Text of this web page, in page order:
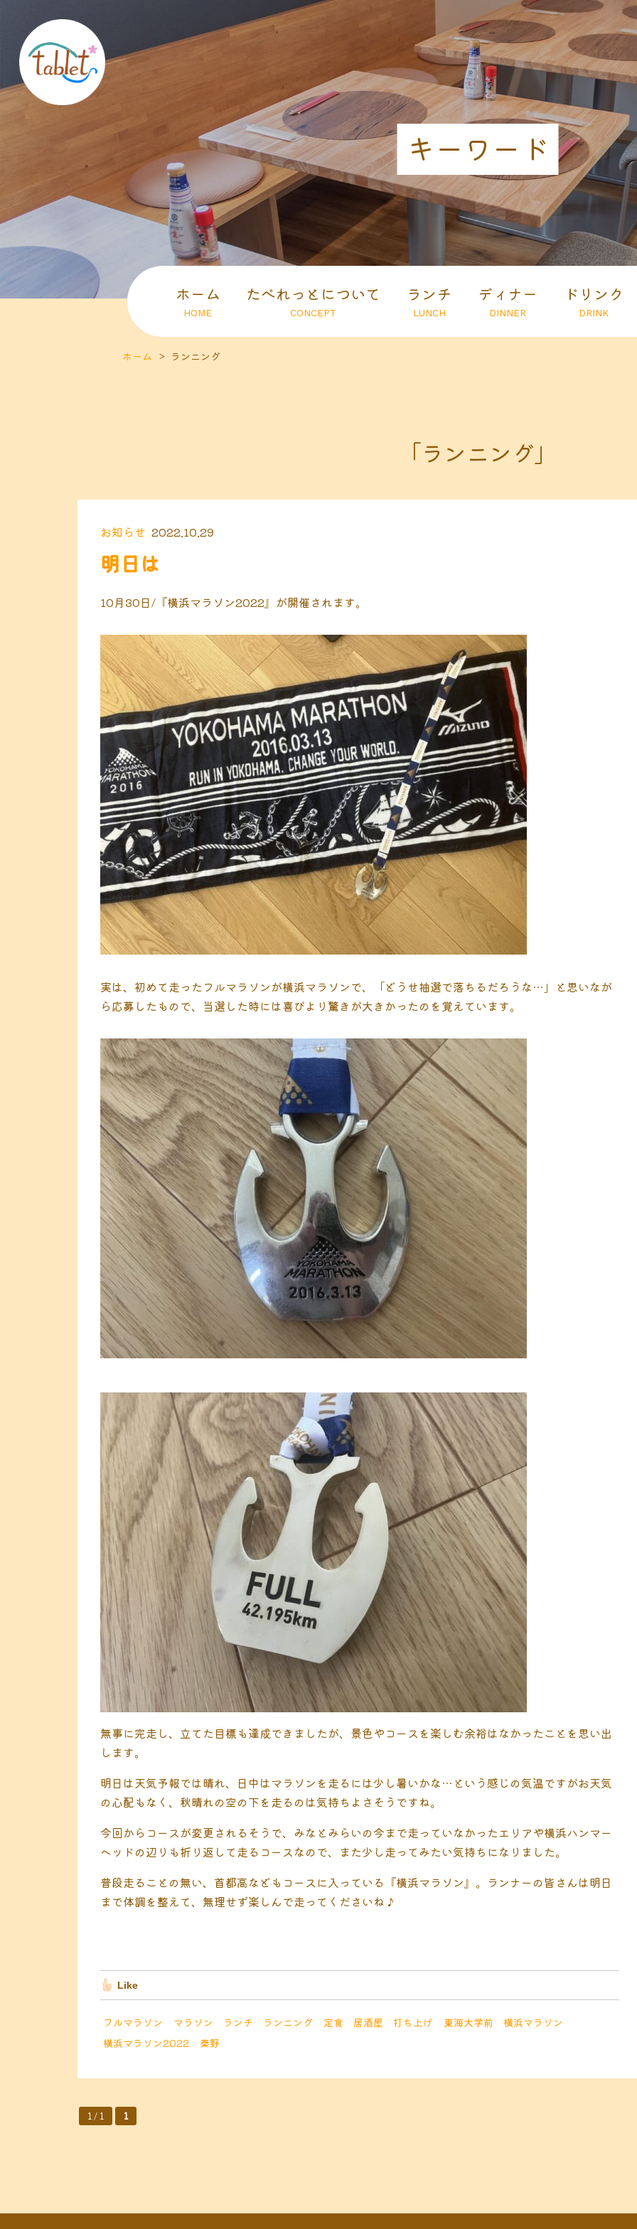
キーワード
ホーム
HOME
たべれっとについて
CONCEPT
ランチ
LUNCH
ディナー
DINNER
ドリンク
DRINK
ホーム ランニング
「ランニング」
お知らせ 2022.10.29
明日は
10月30日/『横浜マラソン2022』が開催されます。
実は、初めて走ったフルマラソンが横浜マラソンで、「どうせ抽選で落ちるだろうな…」と思いなが
ら応募したもので、当選した時には喜びより驚きが大きかったのを覚えています。
無事に完走し、立てた目標も達成できましたが、景色やコースを楽しむ余裕はなかったことを思い出
します。
明日は天気予報では晴れ、日中はマラソンを走るには少し暑いかな…という感じの気温ですがお天気
の心配もなく、秋晴れの空の下を走るのは気持ちよさそうですね。
今回からコースが変更されるそうで、みなとみらいの今まで走っていなかったエリアや横浜ハンマー
ヘッドの辺りも折り返して走るコースなので、また少し走ってみたい気持ちになりました。
普段走ることの無い、首都高などもコースに入っている『横浜マラソン』。ランナーの皆さんは明日
まで体調を整えて、無理せず楽しんで走ってくださいね♪
Like
フルマラソン マラソン ランチ ランニング 定食 居酒屋 打ち上げ 東海大学前
横浜マラソン
横浜マラソン2022
秦野
1 / 1 1